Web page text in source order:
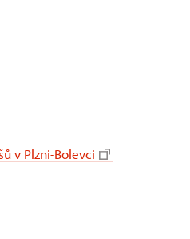
v Plzni-Bolevci